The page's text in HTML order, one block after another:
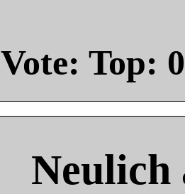
Vote: Top: 0
Neulich